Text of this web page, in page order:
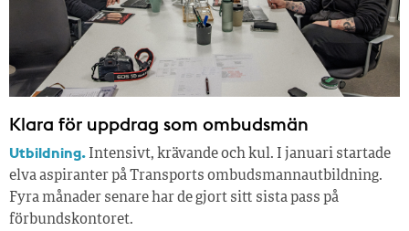
Klara för uppdrag som ombudsmän
Utbildning. Intensivt, krävande och kul. I januari startade
elva aspiranter på Transports ombudsmannautbildning.
Fyra månader senare har de gjort sitt sista pass på
förbundskontoret.